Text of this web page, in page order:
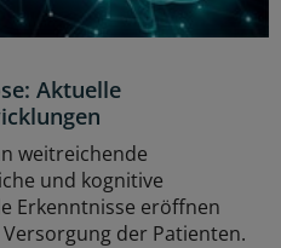
Aktuelle
weitreichende
und kognitive
Erkenntnisse eröffnen
der Patienten.